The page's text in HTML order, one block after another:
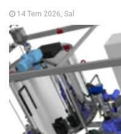
14 Tem 2026, Sal